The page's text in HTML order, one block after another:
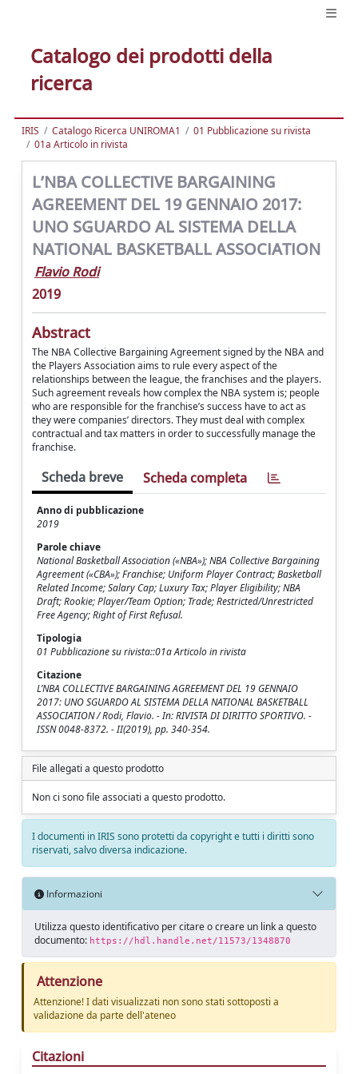
Catalogo dei prodotti della
ricerca
IRIS Catalogo Ricerca UNIROMA1
01 Pubblicazione su rivista
01a Articolo in rivista
L’NBA COLLECTIVE BARGAINING
AGREEMENT DEL 19 GENNAIO 2017:
UNO SGUARDO AL SISTEMA DELLA
NATIONAL BASKETBALL ASSOCIATION
Flavio Rodi
2019
Abstract
The NBA Collective Bargaining Agreement signed by the NBA and
the Players Association aims to rule every aspect of the
relationships between the league, the franchises and the players.
Such agreement reveals how complex the NBA system is; people
who are responsible for the franchise’s success have to act as
they were companies’ directors. They must deal with complex
contractual and tax matters in order to successfully manage the
franchise.
Scheda breve Scheda completa
Anno di pubblicazione
2019
Parole chiave
National Basketball Association («NBA»); NBA Collective Bargaining
Agreement («CBA»); Franchise; Uniform Player Contract; Basketball
Related Income; Salary Cap; Luxury Tax; Player Eligibility; NBA
Draft; Rookie; Player/Team Option; Trade; Restricted/Unrestricted
Free Agency; Right of First Refusal.
Tipologia
01 Pubblicazione su rivista::01a Articolo in rivista
Citazione
L’NBA COLLECTIVE BARGAINING AGREEMENT DEL 19 GENNAIO
2017: UNO SGUARDO AL SISTEMA DELLA NATIONAL BASKETBALL
ASSOCIATION / Rodi, Flavio. - In: RIVISTA DI DIRITTO SPORTIVO. -
ISSN 0048-8372. - II(2019), pp. 340-354.
File allegati a questo prodotto
Non ci sono file associati a questo prodotto.
I documenti in IRIS sono protetti da copyright e tutti i diritti sono
riservati, salvo diversa indicazione.
Informazioni
Utilizza questo identificativo per citare o creare un link a questo
documento: https://hdl.handle.net/11573/1348870
Attenzione
Attenzione! I dati visualizzati non sono stati sottoposti a
validazione da parte dell'ateneo
Citazioni